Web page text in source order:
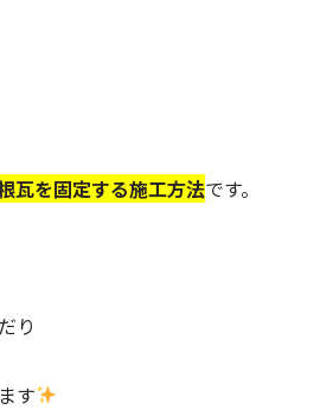
瓦を固定する施工方法です。
り
す